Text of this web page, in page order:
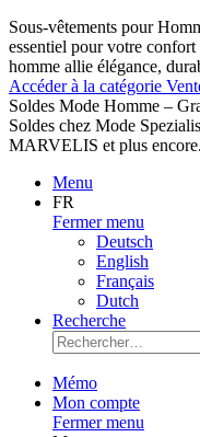
Sous-vêtements pour
essentiel pour votre
homme allie élégance,
Accéder à la catégorie
Soldes Mode Homme –
Soldes chez Mode
MARVELIS et plus
Menu
FR
Fermer menu
Deutsch
English
Français
Dutch
Recherche
Mémo
Mon compte
Fermer menu